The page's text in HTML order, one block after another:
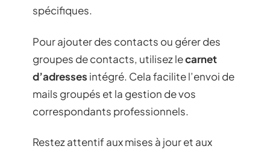
spécifiques.
Pour ajouter des contacts ou gérer des
groupes de contacts, utilisez lecarnet
d’adresses intégré. Cela facilite l’envoi de
mails groupés et la gestion de vos
correspondants professionnels.
Restez attentif aux mises à jour et aux